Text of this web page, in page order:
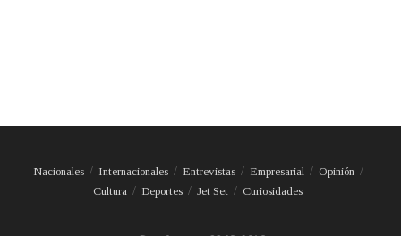
Nacionales Internacionales Entrevistas Empresarial
Opinión
Cultura
Deportes Jet Set Curiosidades